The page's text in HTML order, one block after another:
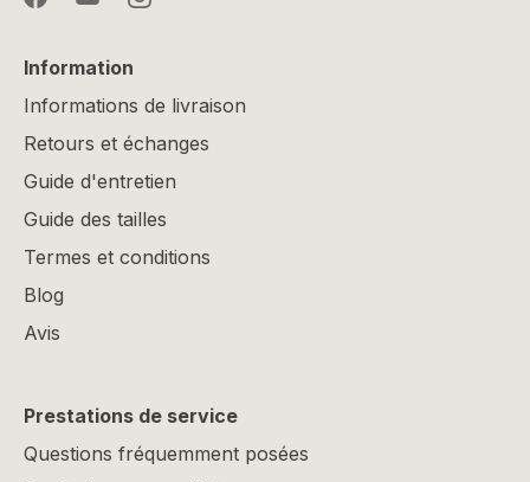
Information
Informations de livraison
Retours et échanges
Guide d'entretien
Guide des tailles
Termes et conditions
Blog
Avis
Prestations de service
Questions fréquemment posées